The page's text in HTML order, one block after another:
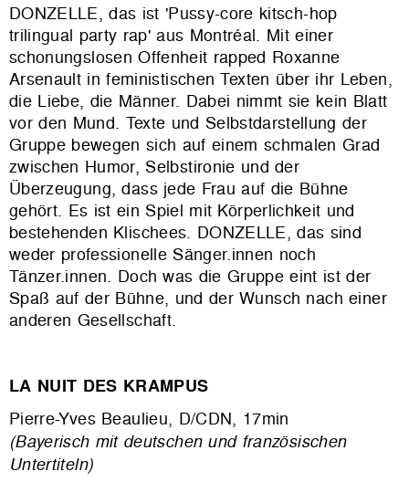
DONZELLE, das ist 'Pussy-core kitsch-hop
trilingual party rap' aus Montréal. Mit einer
schonungslosen Offenheit rapped Roxanne
Arsenault in feministischen Texten über ihr Leben,
die Liebe, die Männer. Dabei nimmt sie kein Blatt
vor den Mund. Texte und Selbstdarstellung der
Gruppe bewegen sich auf einem schmalen Grad
zwischen Humor, Selbstironie und der
Überzeugung, dass jede Frau auf die Bühne
gehört. Es ist ein Spiel mit Körperlichkeit und
bestehenden Klischees. DONZELLE, das sind
weder professionelle Sänger.innen noch
Tänzer.innen. Doch was die Gruppe eint ist der
Spaß auf der Bühne, und der Wunsch nach einer
anderen Gesellschaft.
LA NUIT DES KRAMPUS
Pierre-Yves Beaulieu, D/CDN, 17min
(Bayerisch mit deutschen und französischen
Untertiteln)